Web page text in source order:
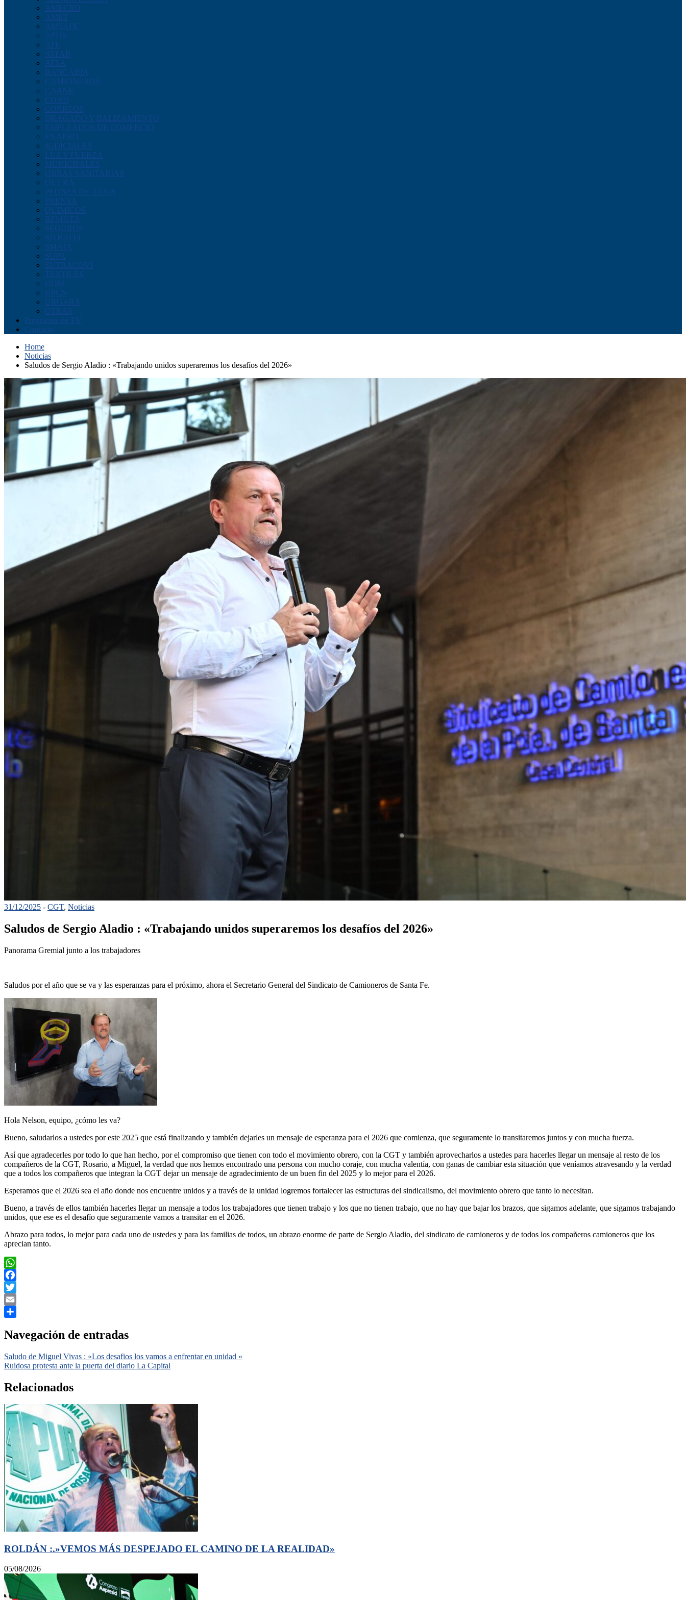
AMECRO
AMET
AMSAFE
APUR
ATE
ATFAR
ATSA
BANCARIA
CAMIONEROS
CARNE
COAD
CORREOS
DRAGADO Y BALIZAMIENTO
EMPLEADOS DE COMERCIO
ENAPRO
JUDICIALES
LUZ Y FUERZA
MUNICIPALES
OBRAS SANITARIAS
OUCRA
PEONES DE TAXIS
PRENSA
QUIMICOS
REMISES
SEGUROS
SITRATEL
SMATA
SUPA
SUTRACOVI
TEXTILES
UOM
UPCN
URGARA
OTRAS
Programas de TV
Contacto
Home
Noticias
Saludos de Sergio Aladio : «Trabajando unidos superaremos los desafíos del 2026»
31/12/2025 - CGT, Noticias
Saludos de Sergio Aladio : «Trabajando unidos superaremos los desafíos del 2026»
Panorama Gremial junto a los trabajadores
Saludos por el año que se va y las esperanzas para el próximo, ahora el Secretario General del Sindicato de Camioneros de Santa Fe.
Hola Nelson, equipo, ¿cómo les va?
Bueno, saludarlos a ustedes por este 2025 que está finalizando y también dejarles un mensaje de esperanza para el 2026 que comienza, que seguramente lo transitaremos juntos y con mucha fuerza.
Así que agradecerles por todo lo que han hecho, por el compromiso que tienen con todo el movimiento obrero, con la CGT y también aprovecharlos a ustedes para hacerles llegar un mensaje al resto de los
compañeros de la CGT, Rosario, a Miguel, la verdad que nos hemos encontrado una persona con mucho coraje, con mucha valentía, con ganas de cambiar esta situación que veníamos atravesando y la verdad
que a todos los compañeros que integran la CGT dejar un mensaje de agradecimiento de un buen fin del 2025 y lo mejor para el 2026.
Esperamos que el 2026 sea el año donde nos encuentre unidos y a través de la unidad logremos fortalecer las estructuras del sindicalismo, del movimiento obrero que tanto lo necesitan.
Bueno, a través de ellos también hacerles llegar un mensaje a todos los trabajadores que tienen trabajo y los que no tienen trabajo, que no hay que bajar los brazos, que sigamos adelante, que sigamos trabajando
unidos, que ese es el desafío que seguramente vamos a transitar en el 2026.
Abrazo para todos, lo mejor para cada uno de ustedes y para las familias de todos, un abrazo enorme de parte de Sergio Aladio, del sindicato de camioneros y de todos los compañeros camioneros que los
aprecian tanto.
WhatsApp
Facebook
Twitter
Email
Navegación de entradas
Saludo de Miguel Vivas : «Los desafios los vamos a enfrentar en unidad «
Ruidosa protesta ante la puerta del diario La Capital
Relacionados
ROLDÁN :.»VEMOS MÁS DESPEJADO EL CAMINO DE LA REALIDAD»
05/08/2026